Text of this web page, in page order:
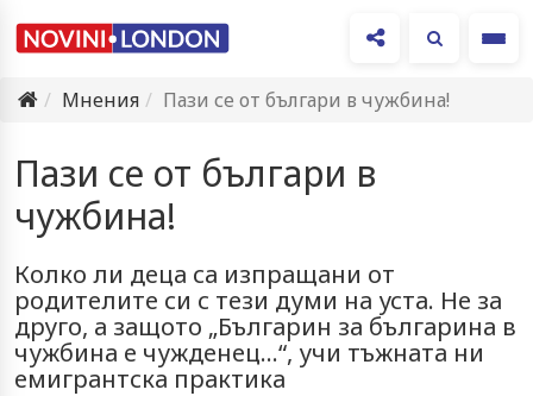
Мнения
Пази се от българи в чужбина!
Пази се от българи в
чужбина!
Колко ли деца са изпращани от
родителите си с тези думи на уста. Не за
друго, а защото „Българин за българина в
чужбина е чужденец…“, учи тъжната ни
емигрантска практика